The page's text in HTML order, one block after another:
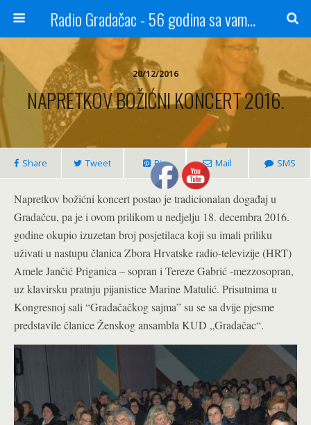
Radio Gradačac - 56 godina sa vama...
20/12/2016
NAPRETKOV BOŽIĆNI KONCERT 2016.
Share Tweet Pin Mail SMS
Napretkov božićni koncert postao je tradicionalan događaj u
Gradačcu, pa je i ovom prilikom u nedjelju 18. decembra 2016.
godine okupio izuzetan broj posjetilaca koji su imali priliku
uživati u nastupu članica Zbora Hrvatske radio-televizije (HRT)
Amele Jančić Priganica – sopran i Tereze Gabrić -mezzosopran,
uz klavirsku pratnju pijanistice Marine Matulić. Prisutnima u
Kongresnoj sali “Gradačačkog sajma” su se sa dvije pjesme
predstavile članice Ženskog ansambla KUD „Gradačac“.